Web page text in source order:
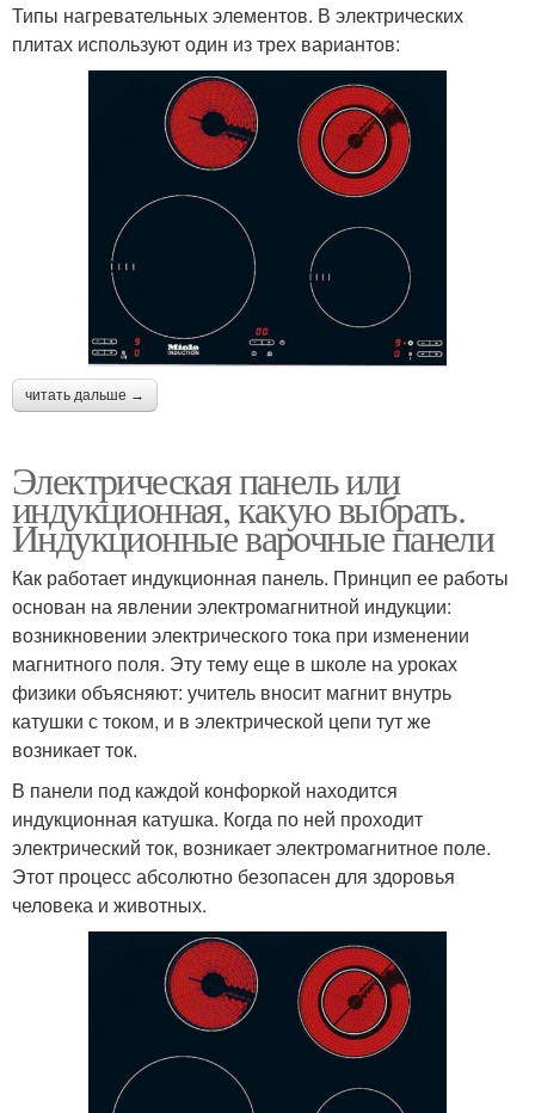
Типы нагревательных элементов. В электрических
плитах используют один из трех вариантов:
читать дальше →
Электрическая панель или
индукционная, какую выбрать.
Индукционные варочные панели
Как работает индукционная панель. Принцип ее работы
основан на явлении электромагнитной индукции:
возникновении электрического тока при изменении
магнитного поля. Эту тему еще в школе на уроках
физики объясняют: учитель вносит магнит внутрь
катушки с током, и в электрической цепи тут же
возникает ток.
В панели под каждой конфоркой находится
индукционная катушка. Когда по ней проходит
электрический ток, возникает электромагнитное поле.
Этот процесс абсолютно безопасен для здоровья
человека и животных.